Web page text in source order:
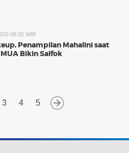
08:05 WIB
Penampilan Mahalini saat
Bikin Salfok
3 4 5